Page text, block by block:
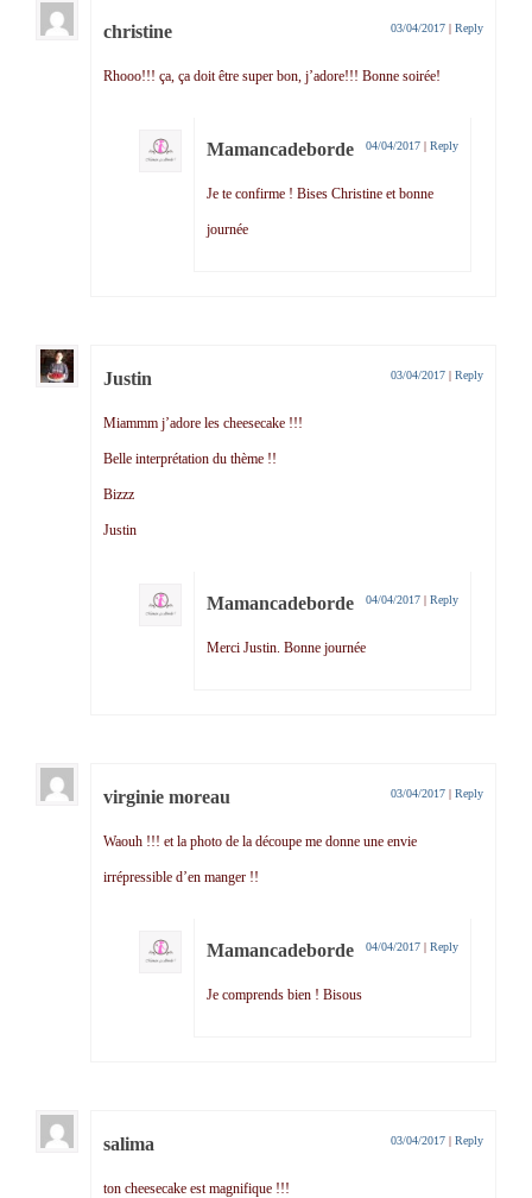
christine 03/04/2017 | Reply
Rhooo!!! ça, ça doit être super bon, j’adore!!! Bonne soirée!
Mamancadeborde 04/04/2017 | Reply
Je te confirme ! Bises Christine et bonne
journée
Justin 03/04/2017 | Reply
Miammm j’adore les cheesecake !!!
Belle interprétation du thème !!
Bizzz
Justin
Mamancadeborde 04/04/2017 | Reply
Merci Justin. Bonne journée
virginie moreau 03/04/2017 | Reply
Waouh !!! et la photo de la découpe me donne une envie
irrépressible d’en manger !!
Mamancadeborde 04/04/2017 | Reply
Je comprends bien ! Bisous
salima 03/04/2017 | Reply
ton cheesecake est magnifique !!!